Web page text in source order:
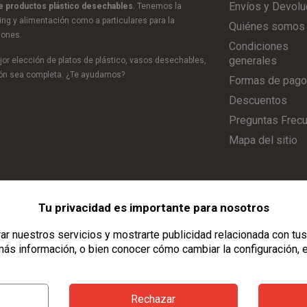
productos plástico desechables. Tenemos la
y alimentación como a particulares para la
elección de platos de plástico, vasos desechables,
sea completa. ¿Te ayudamos?
Envíos y
Quiénes somos
Condiciones
generales
Formas de pago
Descuentos
Preguntas
Mapa del sitio
Tu privacidad es importante para nosotros
nuestros servicios y mostrarte publicidad relacionada con
información, o bien conocer cómo cambiar la configuración,
Rechazar